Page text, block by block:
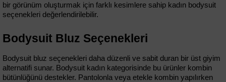
bir görünüm oluşturmak için farklı kesimlere sahip kadın bodysuit
seçenekleri değerlendirilebilir.
Bodysuit Bluz Seçenekleri
Bodysuit bluz seçenekleri daha düzenli ve sabit duran bir üst giyim
alternatifi sunar. Bodysuit kadın kategorisinde bu ürünler kombin
bütünlüğünü destekler. Pantolonla veya etekle kombin yapılırken